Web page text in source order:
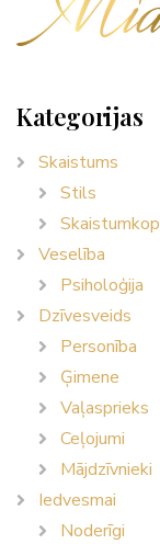
Kategorijas
Skaistums
Stils
Veselība
Psiholoģija
Dzīvesveids
Personība
Ģimene
Vaļasprieks
Ceļojumi
Mājdzīvnieki
Iedvesmai
Noderīgi